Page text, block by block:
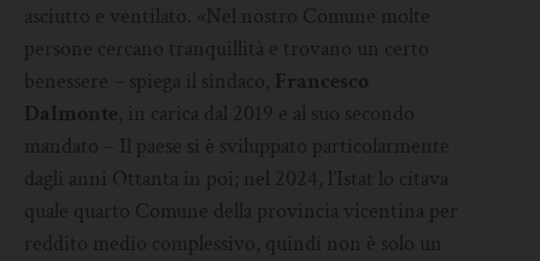
asciutto e ventilato. «Nel nostro Comune molte
persone cercano tranquillità e trovano un certo
benessere – spiega il sindaco, Francesco
Dalmonte, in carica dal 2019 e al suo secondo
mandato – Il paese si è sviluppato particolarmente
dagli anni Ottanta in poi; nel 2024, l’Istat lo citava
quale quarto Comune della provincia vicentina per
reddito medio complessivo, quindi non è solo un